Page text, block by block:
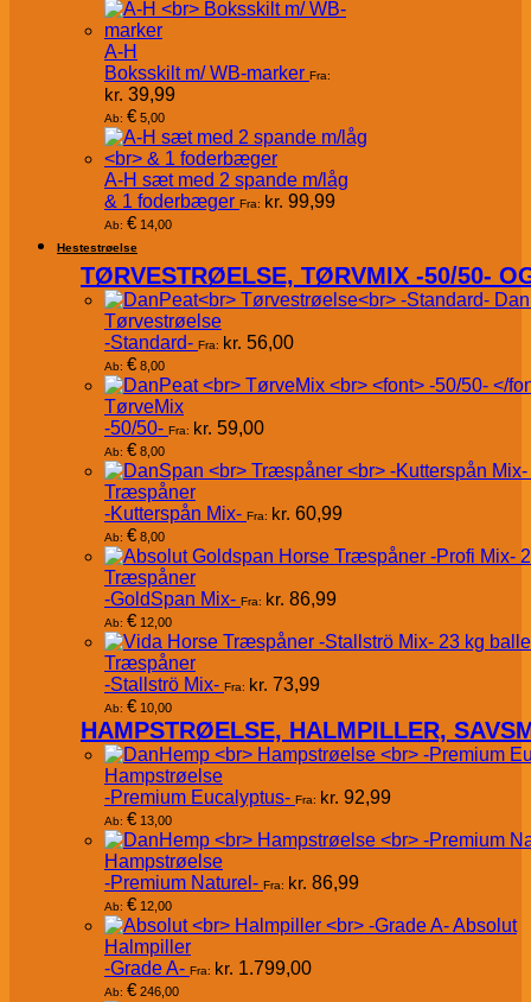
A-H
Boksskilt m/ WB-marker Fra:
kr. 39,99
Ab: € 5,00
A-H sæt med 2 spande m/låg
& 1 foderbæger Fra: kr. 99,99
Ab: € 14,00
Hestestrøelse
TØRVESTRØELSE, TØRVMIX -50/50-
Tørvestrøelse
-Standard- Fra: kr. 56,00
Ab: € 8,00
TørveMix
-50/50- Fra: kr. 59,00
Ab: € 8,00
Træspåner
-Kutterspån Mix- Fra: kr. 60,99
Ab: € 8,00
Træspåner
-GoldSpan Mix- Fra: kr. 86,99
Ab: € 12,00
Træspåner
-Stallströ Mix- Fra: kr. 73,99
Ab: € 10,00
HAMPSTRØELSE, HALMPILLER,
Hampstrøelse
-Premium Eucalyptus- Fra: kr. 92,99
Ab: € 13,00
Hampstrøelse
-Premium Naturel- Fra: kr. 86,99
Ab: € 12,00
Absolut
Halmpiller
-Grade A- Fra: kr. 1.799,00
Ab: € 246,00